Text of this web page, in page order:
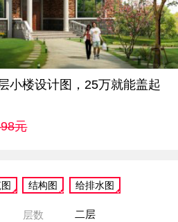
小楼设计图，25万就能盖起
元
结构图 给排水图
层数 二层